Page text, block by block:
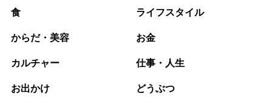
食 ライフスタイル
からだ・美容 お金
カルチャー 仕事・人生
お出かけ どうぶつ